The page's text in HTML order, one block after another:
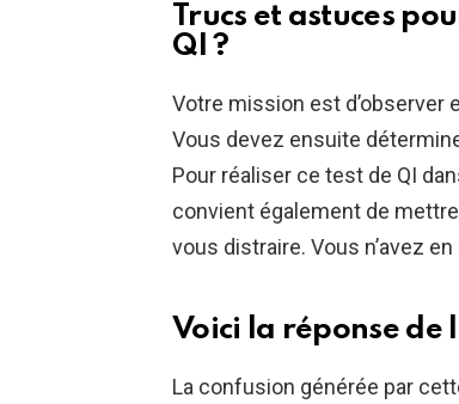
Trucs et astuces
QI ?
Votre mission est d’observer
Vous devez ensuite
Pour réaliser ce test de QI
convient également de
vous distraire. Vous n’avez
Voici la réponse de
La confusion générée par